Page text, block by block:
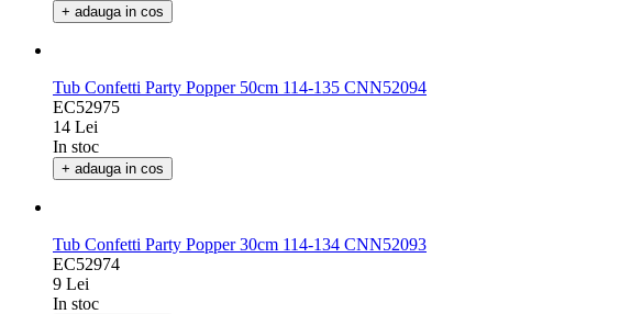
+ adauga in cos
Tub Confetti Party Popper 50cm 114-135 CNN52094
EC52975
14 Lei
In stoc
+ adauga in cos
Tub Confetti Party Popper 30cm 114-134 CNN52093
EC52974
9 Lei
In stoc